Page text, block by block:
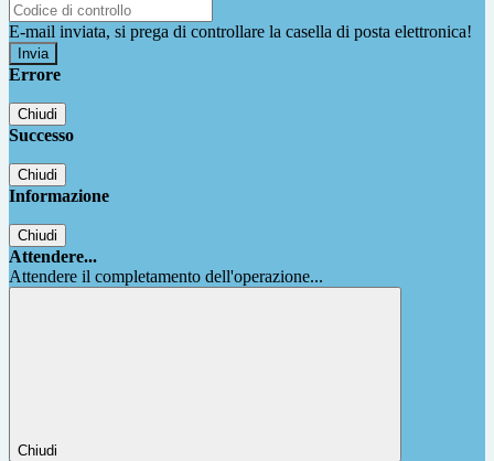
E-mail inviata, si prega di controllare la casella di posta elettronica!
Errore
Chiudi
Successo
Chiudi
Informazione
Chiudi
Attendere...
Attendere il completamento dell'operazione...
Chiudi